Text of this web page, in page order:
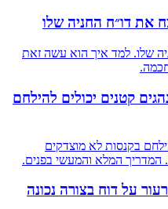
את דו״ח החניה שלו
שלו. למד איך הוא עשה זאת
קטנים יכולים להילחם
בקנסות לא מוצדקים
המדריך המלא והמעשי בפנים.
על דוח בצורה נכונה